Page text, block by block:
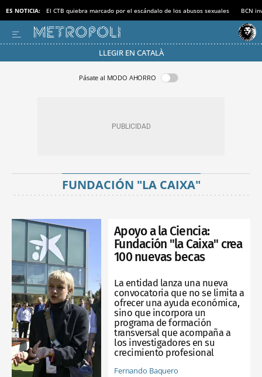
ES NOTICIA: El CTB quiebra marcado por el escándalo de los abusos sexuales BCN
LLEGIR EN CATALÀ
Pásate al MODO AHORRO
FUNDACIÓN "LA CAIXA"
Apoyo a la Ciencia:
Fundación "la Caixa" crea
100 nuevas becas
La entidad lanza una nueva
convocatoria que no se limita a
ofrecer una ayuda económica,
sino que incorpora un
programa de formación
transversal que acompaña a
los investigadores en su
crecimiento profesional
Fernando Baquero